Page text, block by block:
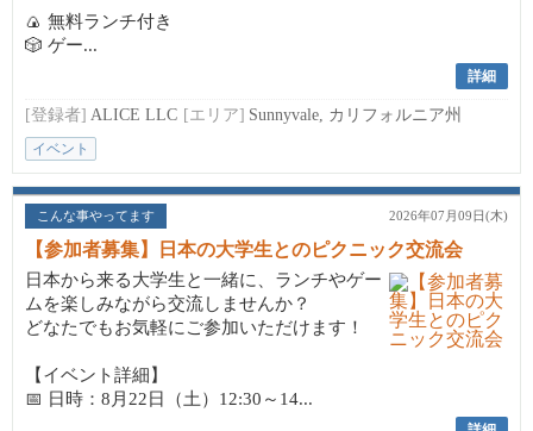
🍙 無料ランチ付き
🎲 ゲー...
詳細
[登録者] ALICE LLC [エリア] Sunnyvale, カリフォルニア州
イベント
こんな事やってます 2026年07月09日(木)
【参加者募集】日本の大学生とのピクニック交流会
日本から来る大学生と一緒に、ランチやゲー
ムを楽しみながら交流しませんか？
どなたでもお気軽にご参加いただけます！
【イベント詳細】
📅 日時：8月22日（土）12:30～14...